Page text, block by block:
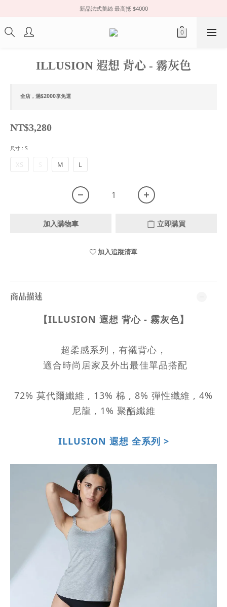
新品法式蕾絲 最高抵 $4000
ILLUSION 遐想 背心 - 霧灰色
全店，滿$2000享免運
NT$3,280
尺寸 : S
XS M L
加入購物車 立即購買
加入追蹤清單
商品描述
【ILLUSION 遐想 背心 - 霧灰色】
超柔感系列，有襯背心，
適合時尚居家及外出最佳單品搭配
72% 莫代爾纖維 , 13% 棉 , 8% 彈性纖維 , 4%
尼龍 , 1% 聚酯纖維
ILLUSION 遐想 全系列 >